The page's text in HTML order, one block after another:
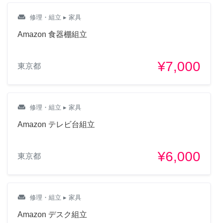
weekend 修理・組立 ▸ 家具
Amazon 食器棚組立
東京都 ¥7,000
weekend 修理・組立 ▸ 家具
Amazon テレビ台組立
東京都 ¥6,000
weekend 修理・組立 ▸ 家具
Amazon デスク組立